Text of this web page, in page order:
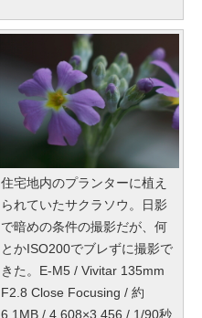
住宅地内のプランターに植え
られていたサクラソウ。日影
で暗めの条件の撮影だが、何
とかISO200でブレずに撮影で
きた。E-M5 / Vivitar 135mm
F2.8 Close Focusing / 約
6.1MB / 4,608×3,456 / 1/90秒